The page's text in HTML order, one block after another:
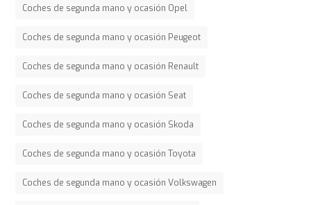
Coches de segunda mano y ocasión Opel
Coches de segunda mano y ocasión Peugeot
Coches de segunda mano y ocasión Renault
Coches de segunda mano y ocasión Seat
Coches de segunda mano y ocasión Skoda
Coches de segunda mano y ocasión Toyota
Coches de segunda mano y ocasión Volkswagen